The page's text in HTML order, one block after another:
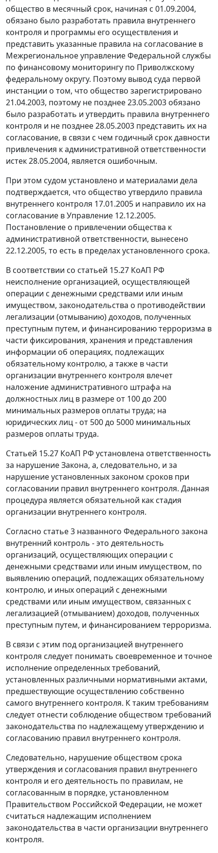
общество в месячный срок, начиная с 01.09.2004,
обязано было разработать правила внутреннего
контроля и программы его осуществления и
представить указанные правила на согласование в
Межрегиональное управление Федеральной службы
по финансовому мониторингу по Приволжскому
федеральному округу. Поэтому вывод суда первой
инстанции о том, что общество зарегистрировано
21.04.2003, поэтому не позднее 23.05.2003 обязано
было разработать и утвердить правила внутреннего
контроля и не позднее 28.05.2003 представить их на
согласование, в связи с чем годичный срок давности
привлечения к административной ответственности
истек 28.05.2004, является ошибочным.
При этом судом установлено и материалами дела
подтверждается, что общество утвердило правила
внутреннего контроля 17.01.2005 и направило их на
согласование в Управление 12.12.2005.
Постановление о привлечении общества к
административной ответственности, вынесено
22.12.2005, то есть в пределах установленного срока.
В соответствии со статьей 15.27 КоАП РФ
неисполнение организацией, осуществляющей
операции с денежными средствами или иным
имуществом, законодательства о противодействии
легализации (отмыванию) доходов, полученных
преступным путем, и финансированию терроризма в
части фиксирования, хранения и представления
информации об операциях, подлежащих
обязательному контролю, а также в части
организации внутреннего контроля влечет
наложение административного штрафа на
должностных лиц в размере от 100 до 200
минимальных размеров оплаты труда; на
юридических лиц - от 500 до 5000 минимальных
размеров оплаты труда.
Статьей 15.27 КоАП РФ установлена ответственность
за нарушение Закона, а, следовательно, и за
нарушение установленных законом сроков при
согласовании правил внутреннего контроля. Данная
процедура является обязательной как стадия
организации внутреннего контроля.
Согласно статье 3 названного Федерального закона
внутренний контроль - это деятельность
организаций, осуществляющих операции с
денежными средствами или иным имуществом, по
выявлению операций, подлежащих обязательному
контролю, и иных операций с денежными
средствами или иным имуществом, связанных с
легализацией (отмыванием) доходов, полученных
преступным путем, и финансированием терроризма.
В связи с этим под организацией внутреннего
контроля следует понимать своевременное и точное
исполнение определенных требований,
установленных различными нормативными актами,
предшествующие осуществлению собственно
самого внутреннего контроля. К таким требованиям
следует отнести соблюдение обществом требований
законодательства по надлежащему утверждению и
согласованию правил внутреннего контроля.
Следовательно, нарушение обществом срока
утверждения и согласования правил внутреннего
контроля и его деятельность по правилам, не
согласованным в порядке, установленном
Правительством Российской Федерации, не может
считаться надлежащим исполнением
законодательства в части организации внутреннего
контроля.